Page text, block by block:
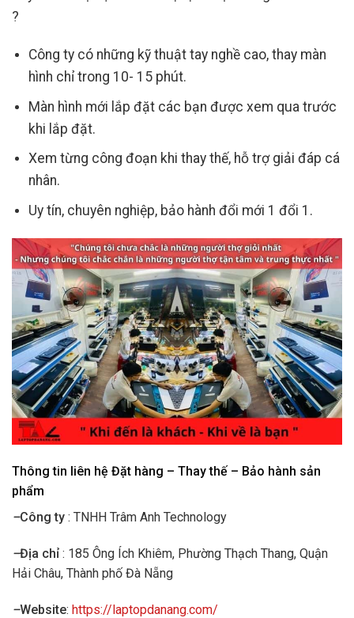
?
Công ty có những kỹ thuật tay nghề cao, thay màn
hình chỉ trong 10- 15 phút.
Màn hình mới lắp đặt các bạn được xem qua trước
khi lắp đặt.
Xem từng công đoạn khi thay thế, hỗ trợ giải đáp cá
nhân.
Uy tín, chuyên nghiệp, bảo hành đổi mới 1 đổi 1.
Thông tin liên hệ Đặt hàng – Thay thế – Bảo hành sản
phẩm
–Công ty : TNHH Trâm Anh Technology
–Địa chỉ : 185 Ông Ích Khiêm, Phường Thạch Thang, Quận
Hải Châu, Thành phố Đà Nẵng
–Website: https://laptopdanang.com/